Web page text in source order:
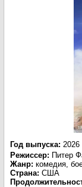
Год выпуска: 2026
Режиссер: Питер
Жанр: комедия,
Страна: США